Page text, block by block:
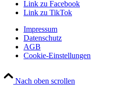
Link zu Facebook
Link zu TikTok
Impressum
Datenschutz
AGB
Cookie-Einstellungen
Nach oben scrollen